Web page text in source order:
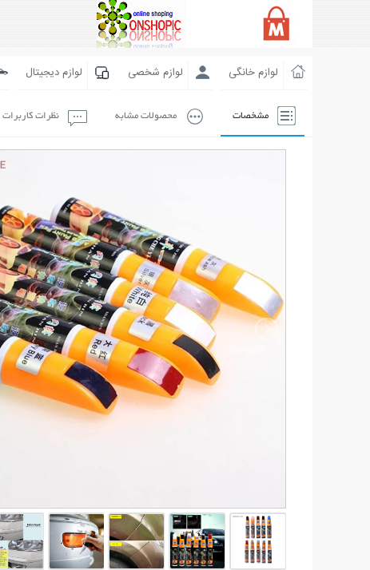
لوازم خانگی لوازم شخصی لوازم دیجیتال
مشخصات محصولات مشابه نظرات کاربرات